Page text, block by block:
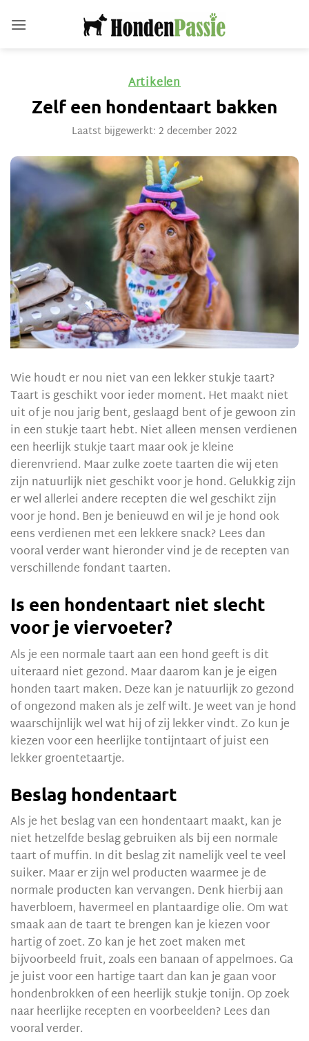
naar
Artikelen
Zelf een hondentaart bakken
Laatst bijgewerkt: 2 december 2022
Wie houdt er nou niet van een lekker stukje taart?
Taart is geschikt voor ieder moment. Het maakt niet
uit of je nou jarig bent, geslaagd bent of je gewoon zin
in een stukje taart hebt. Niet alleen mensen verdienen
een heerlijk stukje taart maar ook je kleine
dierenvriend. Maar zulke zoete taarten die wij eten
zijn natuurlijk niet geschikt voor je hond. Gelukkig zijn
er wel allerlei andere recepten die wel geschikt zijn
voor je hond. Ben je benieuwd en wil je je hond ook
eens verdienen met een lekkere snack? Lees dan
vooral verder want hieronder vind je de recepten van
verschillende fondant taarten.
Is een hondentaart niet slecht
voor je viervoeter?
Als je een normale taart aan een hond geeft is dit
uiteraard niet gezond. Maar daarom kan je je eigen
honden taart maken. Deze kan je natuurlijk zo gezond
of ongezond maken als je zelf wilt. Je weet van je hond
waarschijnlijk wel wat hij of zij lekker vindt. Zo kun je
kiezen voor een heerlijke tontijntaart of juist een
lekker groentetaartje.
Beslag hondentaart
Als je het beslag van een hondentaart maakt, kan je
niet hetzelfde beslag gebruiken als bij een normale
taart of muffin. In dit beslag zit namelijk veel te veel
suiker. Maar er zijn wel producten waarmee je de
normale producten kan vervangen. Denk hierbij aan
haverbloem, havermeel en plantaardige olie. Om wat
smaak aan de taart te brengen kan je kiezen voor
hartig of zoet. Zo kan je het zoet maken met
bijvoorbeeld fruit, zoals een banaan of appelmoes. Ga
je juist voor een hartige taart dan kan je gaan voor
hondenbrokken of een heerlijk stukje tonijn. Op zoek
naar heerlijke recepten en voorbeelden? Lees dan
vooral verder.